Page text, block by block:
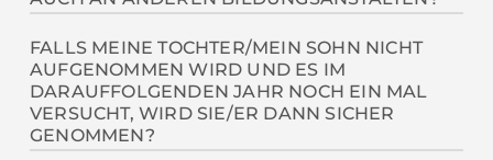
Zweitwunschschule weiter.
Die bei uns absolvierte Eignungsprüfung gilt an
allen Bildungsanstalten in Österreich und
umgekehrt.
FALLS MEINE TOCHTER/MEIN SOHN NICHT
AUFGENOMMEN WIRD UND ES IM
DARAUFFOLGENDEN JAHR NOCH EIN MAL
VERSUCHT, WIRD SIE/ER DANN SICHER
GENOMMEN?